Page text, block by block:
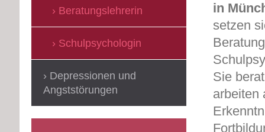
in
setzen
Sie
arbeiten
Beratungslehrerin
Schulpsychologin
Depressionen und
Angststörungen